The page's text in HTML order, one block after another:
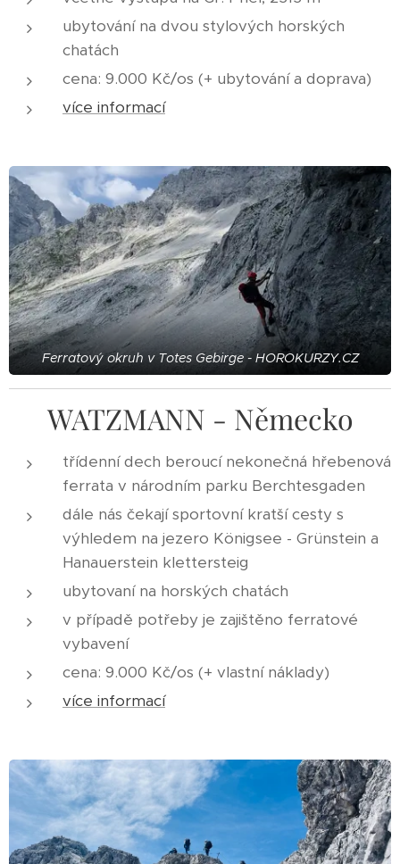
ubytování na dvou stylových horských
chatách
cena: 9.000 Kč/os (+ ubytování a doprava)
více informací
Ferratový okruh v Totes Gebirge - HOROKURZY.CZ
WATZMANN - Německo
třídenní dech beroucí nekonečná hřebenová
ferrata v národním parku Berchtesgaden
dále nás čekají sportovní kratší cesty s
výhledem na jezero Königsee - Grünstein a
Hanauerstein klettersteig
ubytovaní na horských chatách
v případě potřeby je zajištěno ferratové
vybavení
cena: 9.000 Kč/os (+ vlastní náklady)
více informací